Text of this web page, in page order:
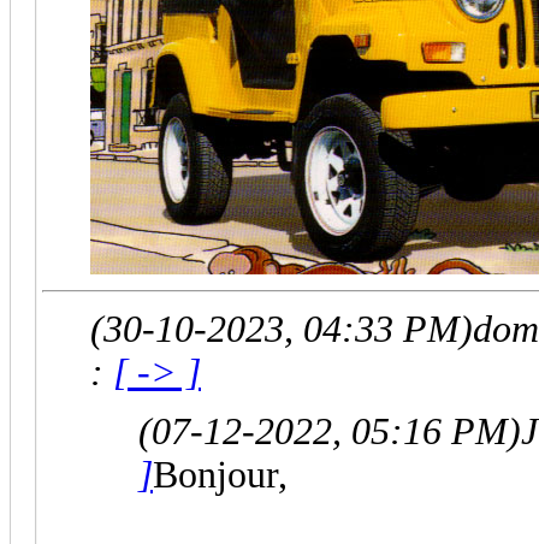
(30-10-2023, 04:33 PM)
: [ -> ]
(07-12-2022, 05:16 PM)
]Bonjour,